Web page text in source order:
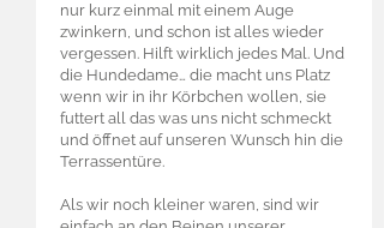
nur kurz einmal mit einem Auge
zwinkern, und schon ist alles wieder
vergessen. Hilft wirklich jedes Mal. Und
die Hundedame… die macht uns Platz
wenn wir in ihr Körbchen wollen, sie
futtert all das was uns nicht schmeckt
und öffnet auf unseren Wunsch hin die
Terrassentüre.
Als wir noch kleiner waren, sind wir